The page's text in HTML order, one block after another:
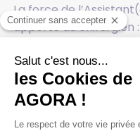
La force de
apporte au chirurgien
l’hygiène au sein du
Aussi, il gère
Ses atouts :